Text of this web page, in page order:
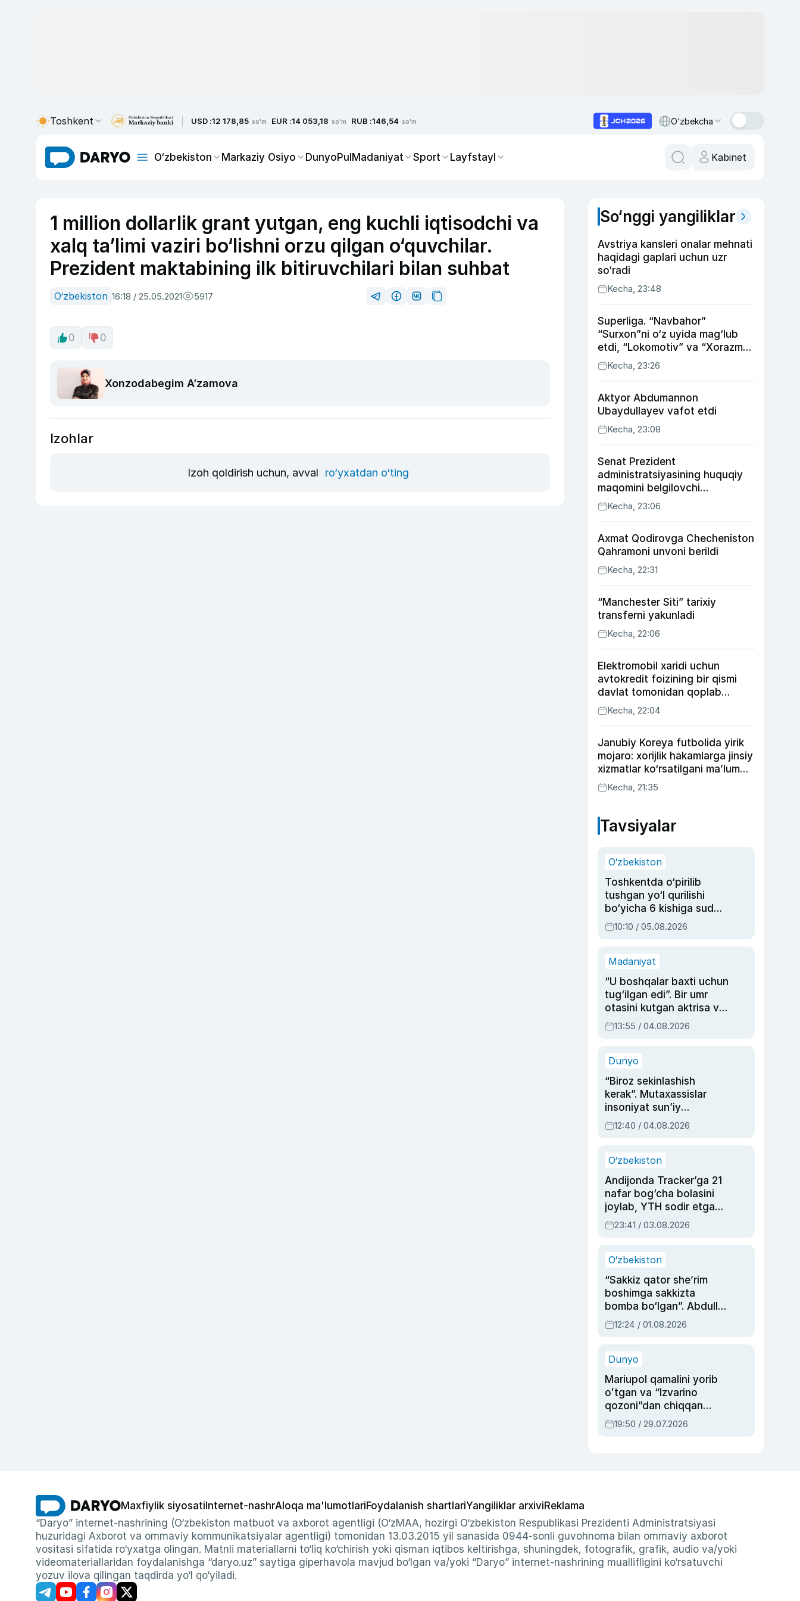
Toshkent USD :12 178,85 so'm EUR :14 053,18 so'm RUB :146,54 so'm O‘zbekcha
O‘zbekiston Markaziy Osiyo DunyoPulMadaniyat Sport Layfstayl Kabinet
1 million dollarlik grant yutgan, eng kuchli iqtisodchi va
xalq ta’limi vaziri bo‘lishni orzu qilgan o‘quvchilar.
Prezident maktabining ilk bitiruvchilari bilan suhbat
O‘zbekiston 16:18 / 25.05.2021 5917
0 0
Xonzodabegim Aʼzamova
Izohlar
Izoh qoldirish uchun, avval ro‘yxatdan o‘ting
So‘nggi yangiliklar
Avstriya kansleri onalar mehnati
haqidagi gaplari uchun uzr
so‘radi
Kecha, 23:48
Superliga. “Navbahor”
“Surxon”ni o‘z uyida mag‘lub
etdi, “Lokomotiv” va “Xorazm”
uyda g‘alaba qozondi
Kecha, 23:26
Aktyor Abdu­mannon
Ubaydullayev vafot etdi
Kecha, 23:08
Senat Prezident
administratsiyasining huquqiy
maqomini belgilovchi
konstitutsiyaviy qonunni
ma’qulladi
Kecha, 23:06
Axmat Qodirovga Checheniston
Qahramoni unvoni berildi
Kecha, 22:31
“Manchester Siti” tarixiy
transferni yakunladi
Kecha, 22:06
Elektromobil xaridi uchun
avtokredit foizining bir qismi
davlat tomonidan qoplab
berilishi mumkin
Kecha, 22:04
Janubiy Koreya futbolida yirik
mojaro: xorijlik hakamlarga jinsiy
xizmatlar ko‘rsatilgani ma’lum
qilindi
Kecha, 21:35
Tavsiyalar
O‘zbekiston
Toshkentda o‘pirilib
tushgan yo‘l qurilishi
bo‘yicha 6 kishiga sud
hukmi o‘qildi
10:10 / 05.08.2026
Madaniyat
“U boshqalar baxti uchun
tug‘ilgan edi”. Bir umr
otasini kutgan aktrisa va
dublyaj ustasi Rimma
Ahmedovaning
13:55 / 04.08.2026
Dunyo
“Biroz sekinlashish
kerak”. Mutaxassislar
insoniyat sun’iy
intellektni boshqara
olmay qolishidan xavotir
12:40 / 04.08.2026
O‘zbekiston
Andijonda Tracker’ga 21
nafar bog‘cha bolasini
joylab, YTH sodir etgan
ayolga sud hukmi o‘qildi
23:41 / 03.08.2026
O‘zbekiston
“Sakkiz qator she’rim
boshimga sakkizta
bomba bo‘lgan”. Abdulla
Oripovni siyosiy
ayblovlardan asrab
12:24 / 01.08.2026
Dunyo
Mariupol qamalini yorib
oʻtgan va “Izvarino
qozoni”dan chiqqan
qahramon — Ukraina
armiyasi bosh
19:50 / 29.07.2026
Maxfiylik siyosati Internet-nashrAloqa ma'lumotlariFoydalanish shartlariYangiliklar arxiviReklama
“Daryo” internet-nashrining (O‘zbekiston matbuot va axborot agentligi (O‘zMAA, hozirgi O‘zbekiston Respublikasi Prezidenti Administratsiyasi
huzuridagi Axborot va ommaviy kommunikatsiyalar agentligi) tomonidan 13.03.2015 yil sanasida 0944-sonli guvohnoma bilan ommaviy axborot
vositasi sifatida ro‘yxatga olingan. Matnli materiallarni to‘liq ko‘chirish yoki qisman iqtibos keltirishga, shuningdek, fotografik, grafik, audio va/yoki
videomateriallaridan foydalanishga “daryo.uz” saytiga giperhavola mavjud bo‘lgan va/yoki “Daryo” internet-nashrining muallifligini ko‘rsatuvchi
yozuv ilova qilingan taqdirda yo‘l qo‘yiladi.